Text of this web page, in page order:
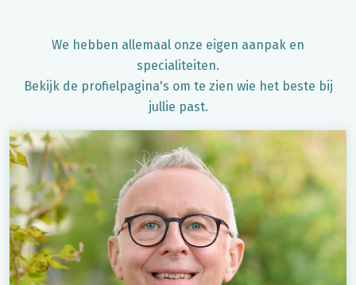
We hebben allemaal onze eigen aanpak en
specialiteiten.
Bekijk de profielpagina's om te zien wie het beste bij
jullie past.